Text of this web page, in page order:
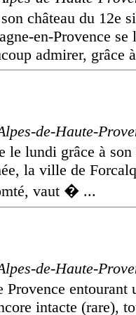
château du 12e
en-Provence se
admirer, grâce
de-Haute-
le lundi grâce à son
la ville de
vaut � ...
de-Haute-
Provence entourant
intacte (rare),